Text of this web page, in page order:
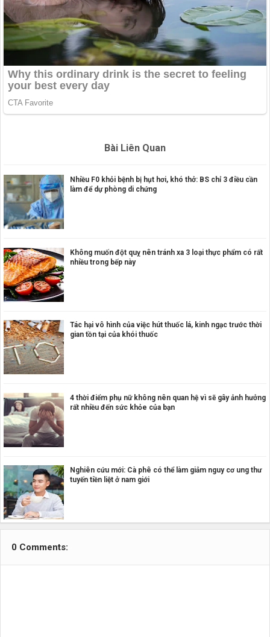
Bài Liên Quan
Nhiều F0 khỏi bệnh bị hụt hơi, khó thở: BS chỉ 3 điều cần
làm để dự phòng di chứng
Không muốn đột quỵ nên tránh xa 3 loại thực phẩm có rất
nhiều trong bếp này
Tác hại vô hình của việc hút thuốc lá, kinh ngạc trước thời
gian tồn tại của khói thuốc
4 thời điểm phụ nữ không nên quan hệ vì sẽ gây ảnh hưởng
rất nhiều đến sức khỏe của bạn
Nghiên cứu mới: Cà phê có thể làm giảm nguy cơ ung thư
tuyến tiền liệt ở nam giới
0 Comments: